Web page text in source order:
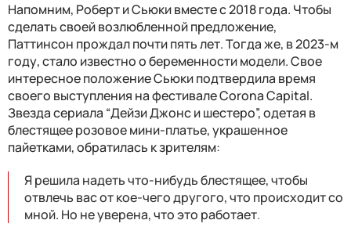
Напомним, Роберт и Сьюки вместе с 2018 года. Чтобы
сделать своей возлюбленной предложение,
Паттинсон прождал почти пять лет. Тогда же, в 2023-м
году, стало известно о беременности модели. Свое
интересное положение Сьюки подтвердила время
своего выступления на фестивале Corona Capital.
Звезда сериала “Дейзи Джонс и шестеро”, одетая в
блестящее розовое мини-платье, украшенное
пайетками, обратилась к зрителям:
Я решила надеть что-нибудь блестящее, чтобы
отвлечь вас от кое-чего другого, что происходит со
мной. Но не уверена, что это работает.